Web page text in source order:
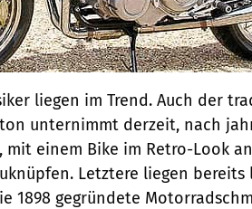
liegen im Trend. Auch der
unternimmt derzeit, nach
mit einem Bike im Retro-Look
Letztere liegen bereits
1898 gegründete